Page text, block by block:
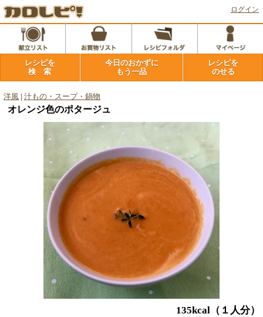
ログイン
レシピを
検 索
今日のおかずに
もう一品
レシピを
のせる
洋風 汁もの・スープ・鍋物
オレンジ色のポタージュ
135kcal （１人分）